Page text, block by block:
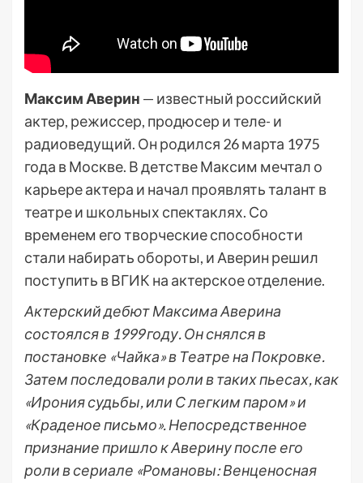
Максим Аверин — известный российский
актер, режиссер, продюсер и теле- и
радиоведущий. Он родился 26 марта 1975
года в Москве. В детстве Максим мечтал о
карьере актера и начал проявлять талант в
театре и школьных спектаклях. Со
временем его творческие способности
стали набирать обороты, и Аверин решил
поступить в ВГИК на актерское отделение.
Актерский дебют Максима Аверина
состоялся в 1999 году. Он снялся в
постановке «Чайка» в Театре на Покровке.
Затем последовали роли в таких пьесах, как
«Ирония судьбы, или С легким паром» и
«Краденое письмо». Непосредственное
признание пришло к Аверину после его
роли в сериале «Романовы: Венценосная